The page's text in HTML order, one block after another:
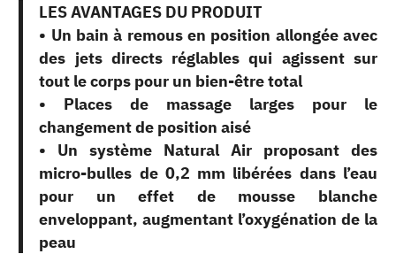
LES AVANTAGES DU PRODUIT
• Un bain à remous en position allongée avec
des jets directs réglables qui agissent sur
tout le corps pour un bien-être total
• Places de massage larges pour le
changement de position aisé
• Un système Natural Air proposant des
micro-bulles de 0,2 mm libérées dans l’eau
pour un effet de mousse blanche
enveloppant, augmentant l’oxygénation de la
peau